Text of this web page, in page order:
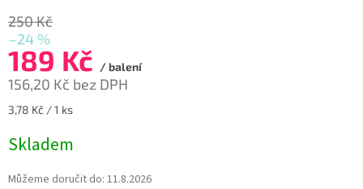
250 Kč
–24 %
189 Kč / balení
156,20 Kč bez DPH
Měrná
3,78 Kč / 1 ks
Skladem
Můžeme doručit do: 11.8.2026